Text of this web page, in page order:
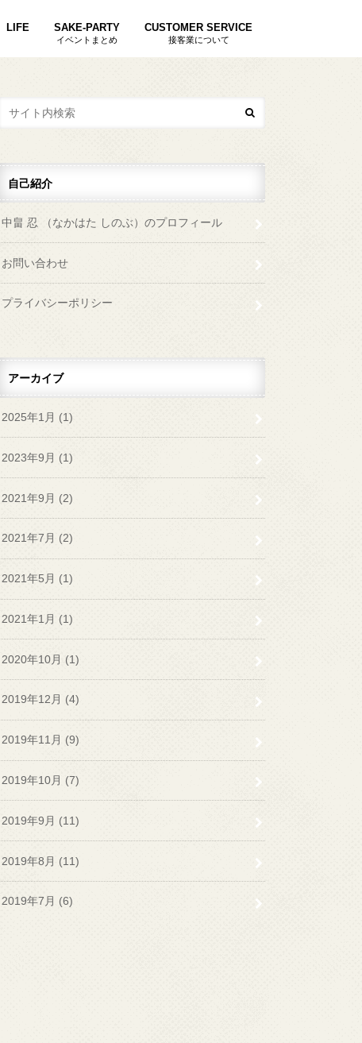
LIFE SAKE-PARTY
イベントまとめ
CUSTOMER SERVICE
接客業について
自己紹介
中畠 忍 （なかはた しのぶ）のプロフィール
お問い合わせ
プライバシーポリシー
アーカイブ
2025年1月 (1)
2023年9月 (1)
2021年9月 (2)
2021年7月 (2)
2021年5月 (1)
2021年1月 (1)
2020年10月 (1)
2019年12月 (4)
2019年11月 (9)
2019年10月 (7)
2019年9月 (11)
2019年8月 (11)
2019年7月 (6)